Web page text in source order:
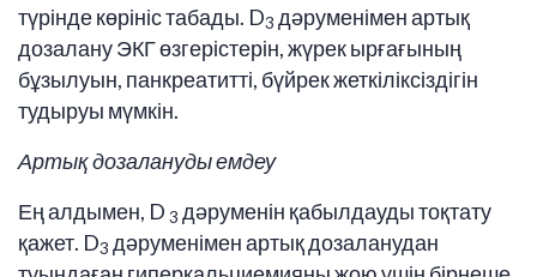
түрінде көрініс табады. D3 дәруменімен артық
дозалану ЭКГ өзгерістерін, жүрек ырғағының
бұзылуын, панкреатитті, бүйрек жеткіліксіздігін
тудыруы мүмкін.
Артық дозалануды емдеу
Ең алдымен, D 3 дәруменін қабылдауды тоқтату
қажет. D3 дәруменімен артық дозаланудан